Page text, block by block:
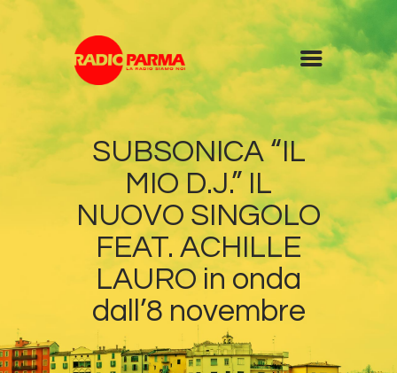
SUBSONICA “IL
MIO D.J.” IL
NUOVO SINGOLO
FEAT. ACHILLE
LAURO in onda
dall’8 novembre
Home
Radio
Diretta
Programmi
Podcast
News
Contatti